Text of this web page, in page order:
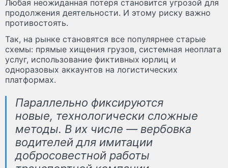
Любая неожиданная потеря становится угрозой для
продолжения деятельности. И этому риску важно
противостоять.
Так, на рынке становятся все популярнее старые
схемы: прямые хищения грузов, системная неоплата
услуг, использование фиктивных юрлиц и
одноразовых аккаунтов на логистических
платформах.
Параллельно фиксируются
новые, технологически сложные
методы. В их числе — вербовка
водителей для имитации
добросовестной работы